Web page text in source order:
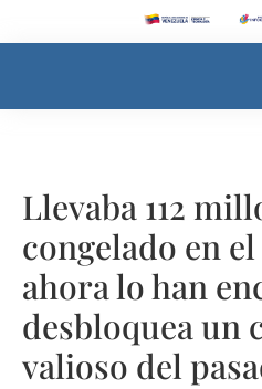
Llevaba 112
congelado en
ahora lo han
desbloquea un
valioso del